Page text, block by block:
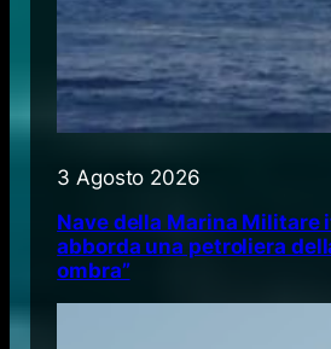
3 Agosto 2026
Nave della Marina Militare
abborda una petroliera
ombra”